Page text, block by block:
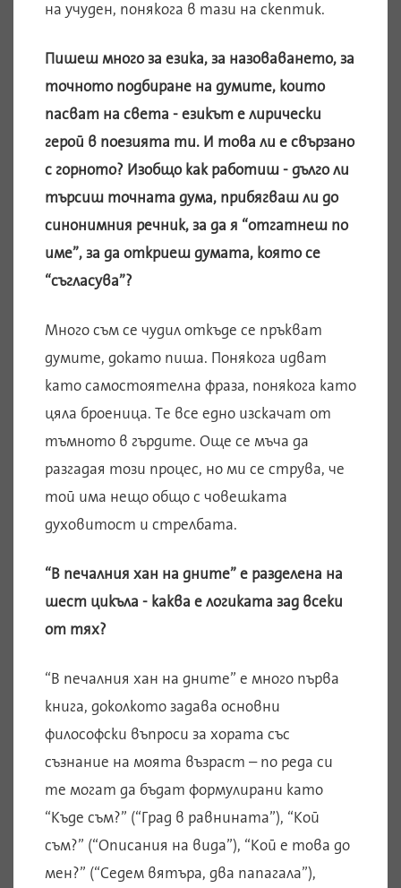
на учуден, понякога в тази на скептик.
Пишеш много за езика, за назоваването, за
точното подбиране на думите, които
пасват на света - езикът е лирически
герой в поезията ти. И това ли е свързано
с горното? Изобщо как работиш - дълго ли
търсиш точната дума, прибягваш ли до
синонимния речник, за да я “отгатнеш по
име”, за да откриеш думата, която се
“съгласува”?
Много съм се чудил откъде се пръкват
думите, докато пиша. Понякога идват
като самостоятелна фраза, понякога като
цяла броеница. Те все едно изскачат от
тъмното в гърдите. Още се мъча да
разгадая този процес, но ми се струва, че
той има нещо общо с човешката
духовитост и стрелбата.
“В печалния хан на дните” е разделена на
шест цикъла - каква е логиката зад всеки
от тях?
“В печалния хан на дните” е много първа
книга, доколкото задава основни
философски въпроси за хората със
съзнание на моята възраст – по реда си
те могат да бъдат формулирани като
“Къде съм?” (“Град в равнината”), “Кой
съм?” (“Описания на вида”), “Кой е това до
мен?” (“Седем вятъра, два папагала”),